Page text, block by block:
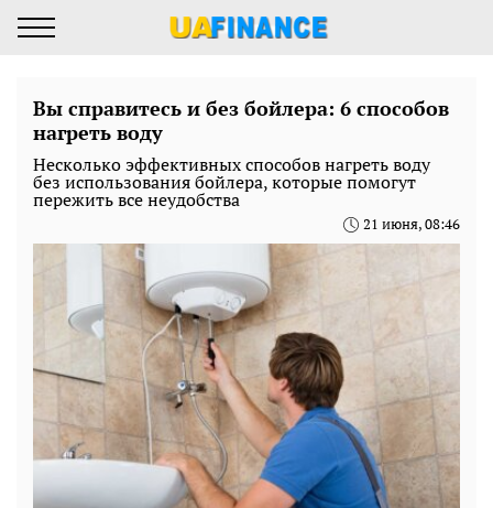
Вы справитесь и без бойлера: 6 способов
нагреть воду
Несколько эффективных способов нагреть воду
без использования бойлера, которые помогут
пережить все неудобства
21 июня, 08:46